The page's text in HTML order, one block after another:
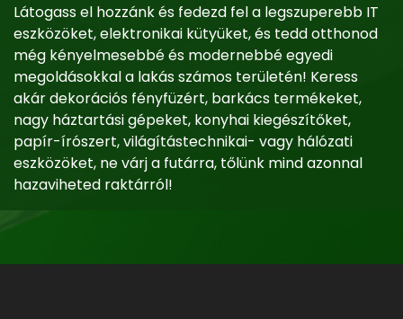
Látogass el hozzánk és fedezd fel a legszuperebb IT
eszközöket, elektronikai kütyüket, és tedd otthonod
még kényelmesebbé és modernebbé egyedi
megoldásokkal a lakás számos területén! Keress
akár dekorációs fényfüzért, barkács termékeket,
nagy háztartási gépeket, konyhai kiegészítőket,
papír-írószert, világítástechnikai- vagy hálózati
eszközöket, ne várj a futárra, tőlünk mind azonnal
hazaviheted raktárról!